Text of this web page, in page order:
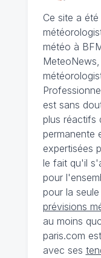
Ce site a
météo à
est sans
plus réactifs
permanente
expertisées
le fait qu'il
pour
pour la
prévisions
au moins
paris.com
avec ses